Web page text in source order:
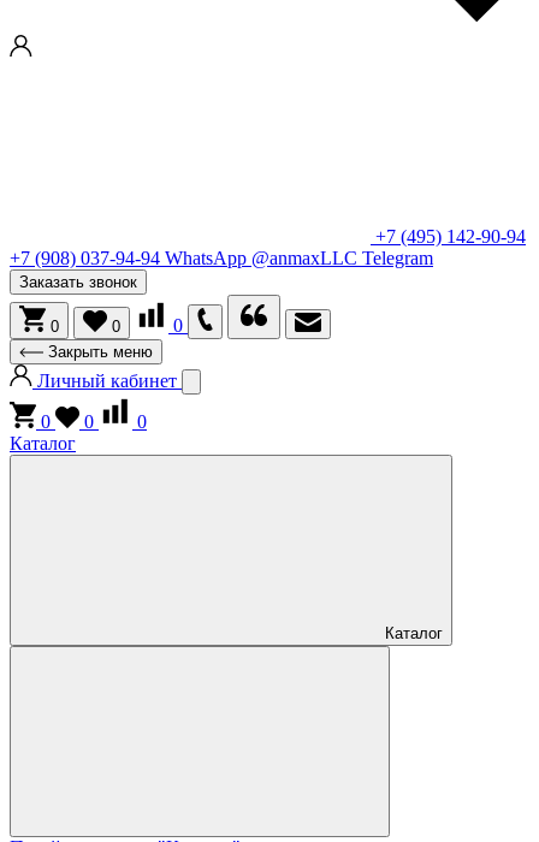
+7 (495) 142-90-94
+7 (908) 037-94-94 WhatsApp @anmaxLLC Telegram
Заказать звонок
0 0 0
Закрыть меню
Личный кабинет
0
0
0
Каталог
Каталог